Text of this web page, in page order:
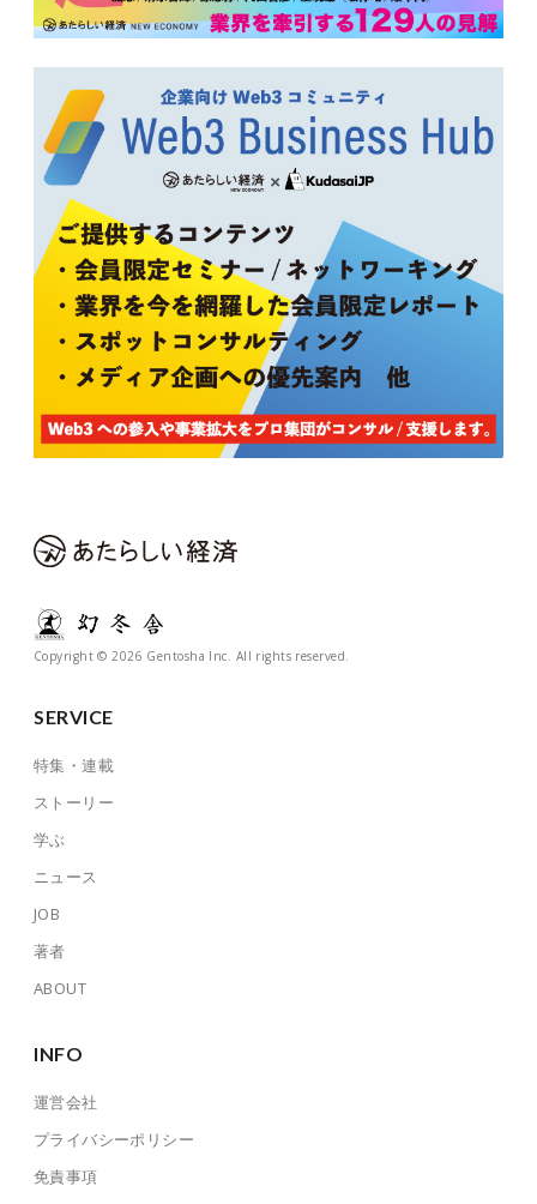
Copyright © 2026 Gentosha Inc. All rights reserved.
SERVICE
特集・連載
ストーリー
学ぶ
ニュース
JOB
著者
ABOUT
INFO
運営会社
プライバシーポリシー
免責事項